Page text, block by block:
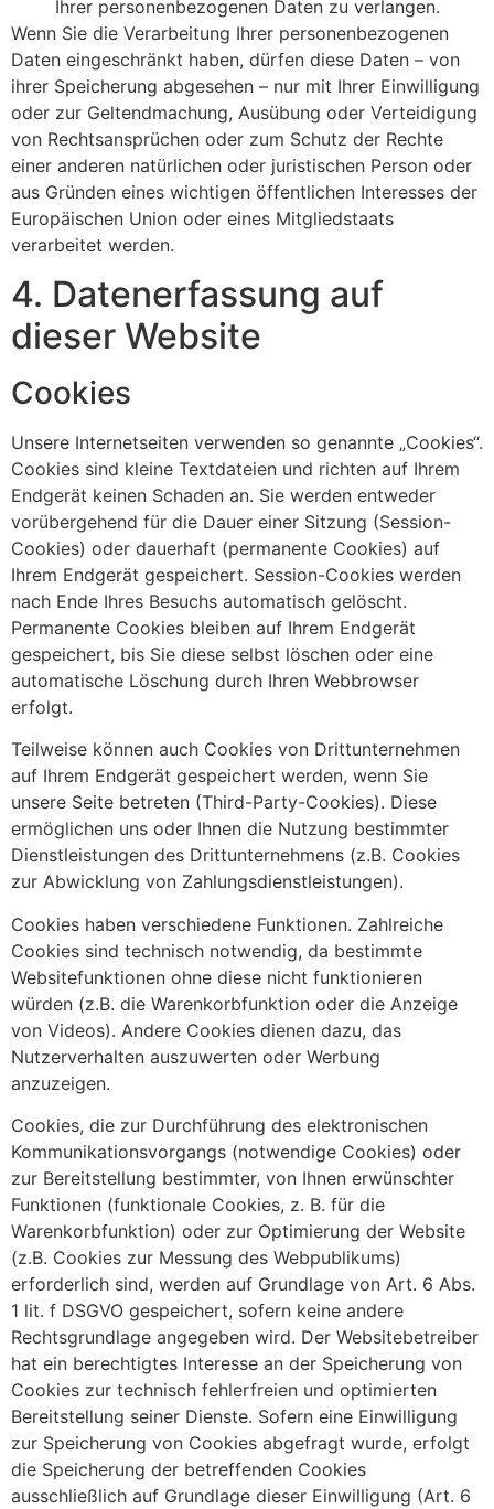
Ihrer personenbezogenen Daten zu verlangen.
Wenn Sie die Verarbeitung Ihrer personenbezogenen
Daten eingeschränkt haben, dürfen diese Daten – von
ihrer Speicherung abgesehen – nur mit Ihrer Einwilligung
oder zur Geltendmachung, Ausübung oder Verteidigung
von Rechtsansprüchen oder zum Schutz der Rechte
einer anderen natürlichen oder juristischen Person oder
aus Gründen eines wichtigen öffentlichen Interesses der
Europäischen Union oder eines Mitgliedstaats
verarbeitet werden.
4. Datenerfassung auf
dieser Website
Cookies
Unsere Internetseiten verwenden so genannte „Cookies“.
Cookies sind kleine Textdateien und richten auf Ihrem
Endgerät keinen Schaden an. Sie werden entweder
vorübergehend für die Dauer einer Sitzung (Session-
Cookies) oder dauerhaft (permanente Cookies) auf
Ihrem Endgerät gespeichert. Session-Cookies werden
nach Ende Ihres Besuchs automatisch gelöscht.
Permanente Cookies bleiben auf Ihrem Endgerät
gespeichert, bis Sie diese selbst löschen oder eine
automatische Löschung durch Ihren Webbrowser
erfolgt.
Teilweise können auch Cookies von Drittunternehmen
auf Ihrem Endgerät gespeichert werden, wenn Sie
unsere Seite betreten (Third-Party-Cookies). Diese
ermöglichen uns oder Ihnen die Nutzung bestimmter
Dienstleistungen des Drittunternehmens (z.B. Cookies
zur Abwicklung von Zahlungsdienstleistungen).
Cookies haben verschiedene Funktionen. Zahlreiche
Cookies sind technisch notwendig, da bestimmte
Websitefunktionen ohne diese nicht funktionieren
würden (z.B. die Warenkorbfunktion oder die Anzeige
von Videos). Andere Cookies dienen dazu, das
Nutzerverhalten auszuwerten oder Werbung
anzuzeigen.
Cookies, die zur Durchführung des elektronischen
Kommunikationsvorgangs (notwendige Cookies) oder
zur Bereitstellung bestimmter, von Ihnen erwünschter
Funktionen (funktionale Cookies, z. B. für die
Warenkorbfunktion) oder zur Optimierung der Website
(z.B. Cookies zur Messung des Webpublikums)
erforderlich sind, werden auf Grundlage von Art. 6 Abs.
1 lit. f DSGVO gespeichert, sofern keine andere
Rechtsgrundlage angegeben wird. Der Websitebetreiber
hat ein berechtigtes Interesse an der Speicherung von
Cookies zur technisch fehlerfreien und optimierten
Bereitstellung seiner Dienste. Sofern eine Einwilligung
zur Speicherung von Cookies abgefragt wurde, erfolgt
die Speicherung der betreffenden Cookies
ausschließlich auf Grundlage dieser Einwilligung (Art. 6